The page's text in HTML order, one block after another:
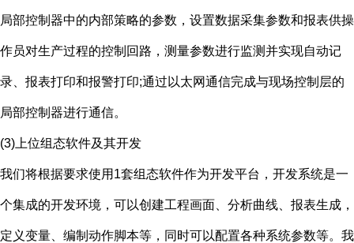
局部控制器中的内部策略的参数，设置数据采集参数和报表供操
作员对生产过程的控制回路，测量参数进行监测并实现自动记
录、报表打印和报警打印;通过以太网通信完成与现场控制层的
局部控制器进行通信。
(3)上位组态软件及其开发
我们将根据要求使用1套组态软件作为开发平台，开发系统是一
个集成的开发环境，可以创建工程画面、分析曲线、报表生成，
定义变量、编制动作脚本等，同时可以配置各种系统参数等。我